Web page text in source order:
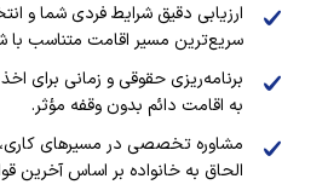
ارزیابی دقیق شرایط فردی شما و
سریع‌ترین مسیر اقامت متناسب با
برنامه‌ریزی حقوقی و زمانی برای
به اقامت دائم بدون وقفه مؤثر.
مشاوره تخصصی در مسیرهای
الحاق به خانواده بر اساس آخرین